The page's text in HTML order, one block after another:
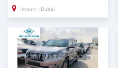
Import - Dubai